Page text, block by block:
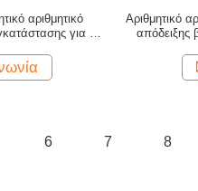
αριθμητικό
για την
Αριθμητικό
απόδειξης
6 7 8